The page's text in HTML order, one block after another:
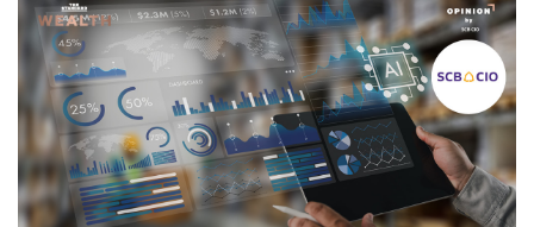
ทั้งนี้ KBTG ตั้งเป้าจะสร้างผลลัพธ์ทางธุรกิจมากกว่า 1 หมื่น
ล้านบาทภายในปี 2572 ด้วยการขับเคลื่อนองค์กรสู่การเป็น
AI-Infused Organization ปรับกระบวนการทำงานภายใน
องค์กร ให้ AI เข้ามามีส่วนร่วมและผสมผสานกับการทำงาน
ของพนักงานในทุกจุด พร้อมทั้งขับเคลื่อนการสร้าง AI-
Driven Innovations เพื่อตอบโจทย์ความต้องการของลูกค้า
และเพิ่มขีดความสามารถให้กับองค์กร รวมถึงขับเคลื่อนการ
พัฒนาเศรษฐกิจและสังคมของประเทศไทยสู่การเป็นผู้นำใน